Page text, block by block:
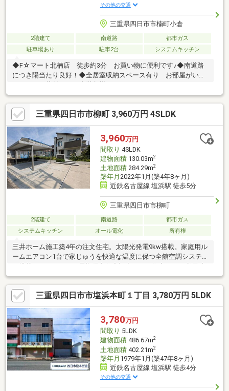
その他の交通
三重県四日市市楠町小倉
2階建て 南道路
都市ガス
駐車場あり
駐車2台 システムキッチン
◆F☆マート北楠店 徒歩約3分 お買い物に便利です♪◆南道路
につき陽当たり良好！◆全居室収納スペース有り お部屋がいつ
で、洗濯物を干したり趣味のスペースにしたり、使い方色々です
♪◆楠小学校徒歩約12分・楠中学校徒歩約13分 ◇◇買替の方、
自己資金の少ない方、勤続年数短い方、自営業の方住宅ローンに
ご不安のある方、お気軽にご相談ください◇◇「お家探し」「ご
売却」は 地域密着型不動産 ハウスドゥ 稲沢におまかせ下さ
い！☆住宅ローン無料相談会開催中☆
三重県四日市市柳町 3,960万円 4SLDK
3,960万円
間取り 4SLDK
建物面積130.03m2
土地面積284.29m2
築年月 2022年1月(築4年8ヶ月)
近鉄名古屋線 塩浜駅 徒歩5分
三重県四日市市柳町
2階建て 南道路
都市ガス
システムキッチン
オール電化 所有権
三井ホーム施工築4年の注文住宅。太陽光発電9kw搭載。家庭用ル
ームエアコン1台で家じゅうを快適な温度に保つ全館空調システム
の金利優遇が適用。
三重県四日市市塩浜本町１丁目 3,780万円 5LDK
3,780万円
間取り 5LDK
建物面積486.67m2
土地面積402.21m2
築年月 1979年1月(築47年8ヶ月)
近鉄名古屋線 塩浜駅 徒歩4分
その他の交通